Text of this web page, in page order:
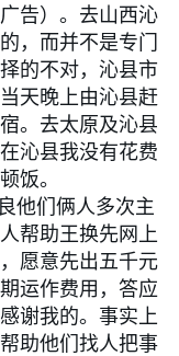
告）。去山西沁
，而并不是专门
的不对，沁县市
天晚上由沁县赶
。去太原及沁县
沁县我没有花费
饭。
他们俩人多次主
帮助王换先网上
愿意先出五千元
运作费用，答应
谢我的。事实上
助他们找人把事